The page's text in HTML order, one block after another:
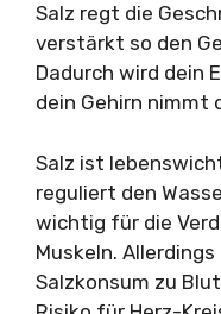
Salz regt die
verstärkt so den
Dadurch wird dein
dein Gehirn nimmt
Salz ist
reguliert den
wichtig für die
Muskeln.
Salzkonsum zu